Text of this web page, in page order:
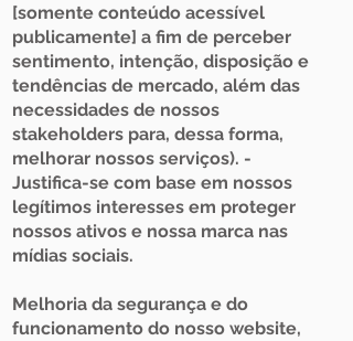
[somente conteúdo acessível
publicamente] a fim de perceber
sentimento, intenção, disposição e
tendências de mercado, além das
necessidades de nossos
stakeholders para, dessa forma,
melhorar nossos serviços). -
Justifica-se com base em nossos
legítimos interesses em proteger
nossos ativos e nossa marca nas
mídias sociais.
Melhoria da segurança e do
funcionamento do nosso website,